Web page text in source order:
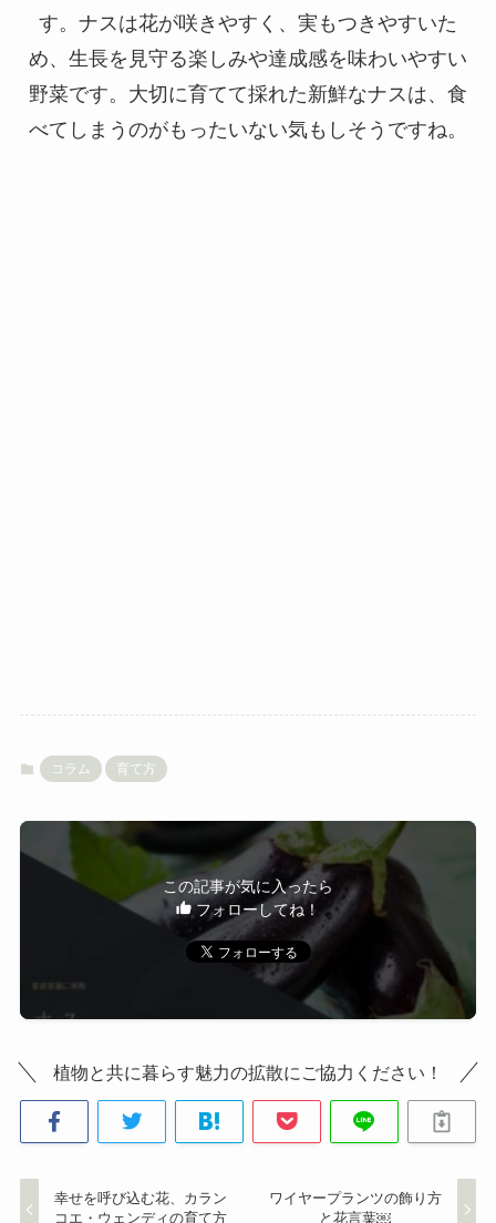
す。ナスは花が咲きやすく、実もつきやすいた
め、生長を見守る楽しみや達成感を味わいやすい
野菜です。大切に育てて採れた新鮮なナスは、食
べてしまうのがもったいない気もしそうですね。
コラム 育て方
この記事が気に入ったら
フォローしてね！
植物と共に暮らす魅力の拡散にご協力ください！
幸せを呼び込む花、カラン
コエ・ウェンディの育て方
ワイヤープランツの飾り方
と花言葉￼